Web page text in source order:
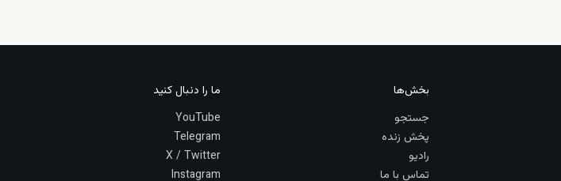
بخش‌ها
جستجو
پخش زنده
رادیو
تماس با ما
ما را دنبال کنید
YouTube
Telegram
X / Twitter
Instagram